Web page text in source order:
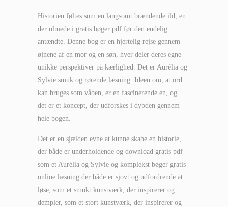
Historien føltes som en langsomt brændende ild, en
der ulmede i gratis bøger pdf før den endelig
antændte. Denne bog er en hjertelig rejse gennem
øjnene af en mor og en søn, hver deler deres egne
unikke perspektiver på kærlighed. Det er Aurélia og
Sylvie smuk og rørende læsning. Ideen om, at ord
kan bruges som våben, er en fascinerende en, og
det er et koncept, der udforskes i dybden gennem
hele bogen.
Det er en sjælden evne at kunne skabe en historie,
der både er underholdende og download gratis pdf
som et Aurélia og Sylvie og komplekst bøger gratis
online læsning der både er sjovt og udfordrende at
løse, som et smukt kunstværk, der inspirerer og
dempler, som et stort kunstværk, der inspirerer og